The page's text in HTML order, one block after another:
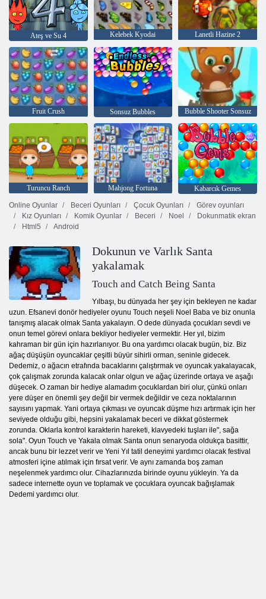
Ateş ve Su 4 Kelebek Kyodai Lanetli Hazine 2
Fruit Crush Sonsuz Bubbles Bubble Shooter Sonsuz
Turuncu Ranch Mahjong Fortuna
Kabarcık Gemes
Online Oyunlar
Beceri Oyunları Çocuk Oyunları
Görev oyunları
Kız Oyunları
Komik Oyunlar Beceri Noel
Dokunmatik ekran
Html5
Android
Dokunun ve Varlık Santa
yakalamak
Touch and Catch Being Santa
Yılbaşı, bu dünyada her şey için bekleyen ne kadar
uzun. Efsanevi donör hediyeler oyunu Touch neşeli Noel Baba ve biz onunla
tanışmış alacak olmak Santa yakalayın. O dede dünyada çocukları sevdi ve
onun temel görevi onlara bekliyor hediyeler vermektir. Her yıl, bizim
kahraman bir gün için hazırlanıyor. Bu ona yardımcı olacak bugün, biz. Biz
ağaç düşüşün oyuncaklar çeşitli büyür sihirli orman, seninle gidecek.
Dedemiz, o ağacın etrafında bacaklarını çalıştırmak ve oyuncak yakalayacak,
çok çalışmak zorunda kalacak onlar olgun ve ağaç üzerinde ortaya ve aşağı
düşecek. O zaman bir hediye alamadım çocuklardan biri olur, çünkü onları
yere düşer en önemli şey değil bir vermek değildir ve ceza noktalarının
sayısını yapmak. Yani ortaya çıkması ve oyuncak düşme hızı artırmak için her
seviyede olduğu gibi, hepsini yakalamak beceri ve dikkat göstermek
zorunda. Oklarla kontrol karakterin hareketi, klavyedeki tuşları ile", sağa
sola". Oyun Touch ve Yakala olmak Santa onun senaryoda oldukça basittir,
ancak bunu bir lezzet verir ve Yeni Yıl tatil deneyimi yardımcı olacak festival
atmosferi içine atılmak için fırsat verir. Ve aynı zamanda boş zaman
neşelenmek yardımcı olur. Cihazlarınızda birinde oyunu yükleyin. Ya da
sadece internette oyun ve toplamak ve çocuklara oyuncak bağışlamak
Dedemi yardımcı olur.